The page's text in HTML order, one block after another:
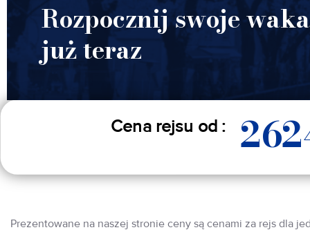
Rozpocznij swoje
już teraz
Cena rejsu od :
Prezentowane na naszej stronie ceny są cenami za rejs dla